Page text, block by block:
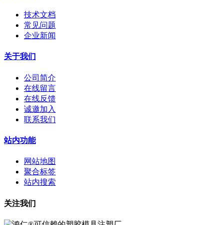
技术文档
常见问题
企业新闻
关于我们
公司简介
在线留言
在线反馈
诚邀加入
联系我们
站内功能
网站地图
聚合标签
站内搜索
关注我们